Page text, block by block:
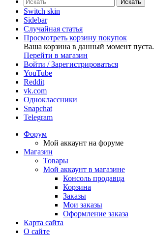
Искать
Switch skin
Sidebar
Случайная статья
Просмотреть корзину покупок
Ваша корзина в данный момент пуста.
Перейти в магазин
Войти / Зарегистрироваться
YouTube
Reddit
vk.com
Одноклассники
Snapchat
Telegram
Форум
Мой аккаунт на форуме
Магазин
Товары
Мой аккаунт в магазине
Консоль продавца
Корзина
Заказы
Мои заказы
Оформление заказа
Карта сайта
О сайте